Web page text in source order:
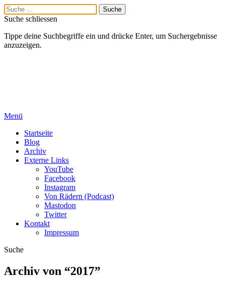
Suche schliessen
Tippe deine Suchbegriffe ein und drücke Enter, um Suchergebnisse
anzuzeigen.
Menü
Startseite
Blog
Archiv
Externe Links
YouTube
Facebook
Instagram
Von Rädern (Podcast)
Mastodon
Twitter
Kontakt
Impressum
Suche
Archiv von “2017”